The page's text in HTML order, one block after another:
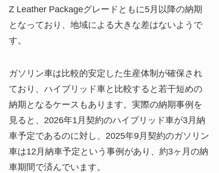
Z Leather Packageグレードともに5月以降の納期
となっており、地域による大きな差はないようで
す。
ガソリン車は比較的安定した生産体制が確保され
ており、ハイブリッド車と比較すると若干短めの
納期となるケースもあります。実際の納期事例を
見ると、2026年1月契約のハイブリッド車が3月納
車予定であるのに対し、2025年9月契約のガソリン
車は12月納車予定という事例があり、約3ヶ月の納
車期間で済んでいます。